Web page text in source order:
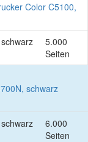
Color C5100,
schwarz
5.000
Seiten
schwarz
schwarz
6.000
Seiten